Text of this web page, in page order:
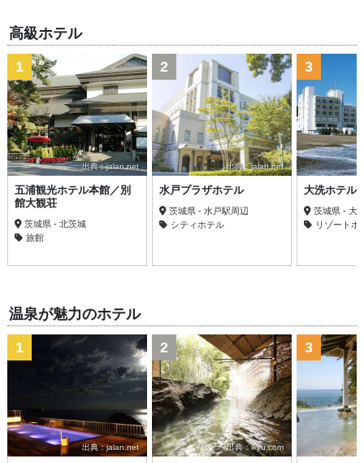
高級ホテル
出典：jalan.net
1
五浦観光ホテル本館／別
館大観荘
茨城県 - 北茨城
旅館
出典：jalan.net
2
水戸プラザホテル
茨城県 - 水戸駅周辺
シティホテル
3
大洗ホテル
茨城県 - 大
リゾートホ
温泉が魅力のホテル
出典：jalan.net
1
出典：ikyu.com
2 3